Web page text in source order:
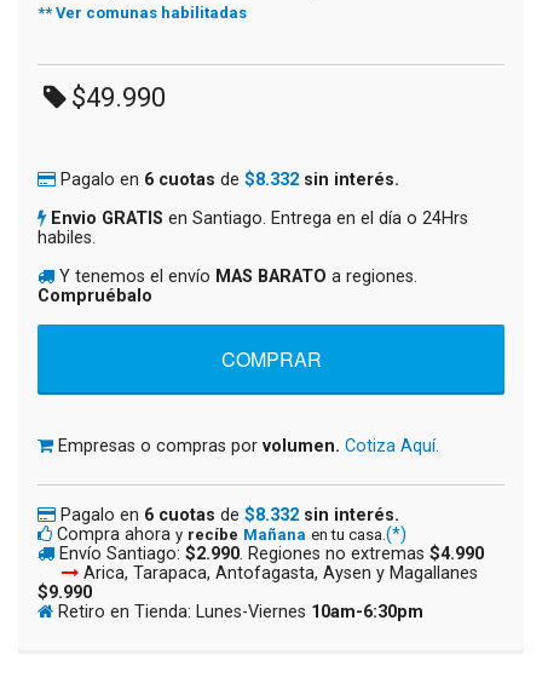
** Ver comunas habilitadas
$49.990
Pagalo en 6 cuotas de $8.332 sin interés.
Envio GRATIS en Santiago. Entrega en el día o 24Hrs
habiles.
Y tenemos el envío MAS BARATO a regiones.
Compruébalo
Empresas o compras por volumen. Cotiza Aquí.
Pagalo en 6 cuotas de $8.332 sin interés.
Compra ahora y recíbe Mañana en tu casa.(*)
Envío Santiago: $2.990. Regiones no extremas $4.990
Arica, Tarapaca, Antofagasta, Aysen y Magallanes
$9.990
Retiro en Tienda: Lunes-Viernes 10am-6:30pm